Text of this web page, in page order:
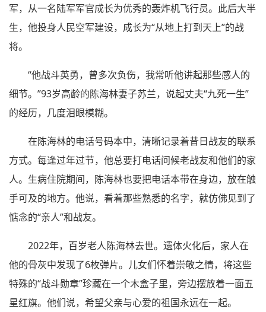
军，从一名陆军军官成长为优秀的轰炸机飞行员。此后大半
生，他投身人民空军建设，成长为“从地上打到天上”的战
将。
“他战斗英勇，曾多次负伤，我常听他讲起那些感人的
细节。”93岁高龄的陈海林妻子苏兰，说起丈夫“九死一生”
的经历，几度泪眼模糊。
在陈海林的电话号码本中，清晰记录着昔日战友的联系
方式。每逢过年过节，他总要打电话问候老战友和他们的家
人。生病住院期间，陈海林也要把电话本带在身边，放在触
手可及的地方。他说，看着那些熟悉的名字，就仿佛见到了
惦念的“亲人”和战友。
2022年，百岁老人陈海林去世。遗体火化后，家人在
他的骨灰中发现了6枚弹片。儿女们怀着崇敬之情，将这些
特殊的“战斗勋章”珍藏在一个木盒子里，旁边摆放着一面五
星红旗。他们说，希望父亲与心爱的祖国永远在一起。